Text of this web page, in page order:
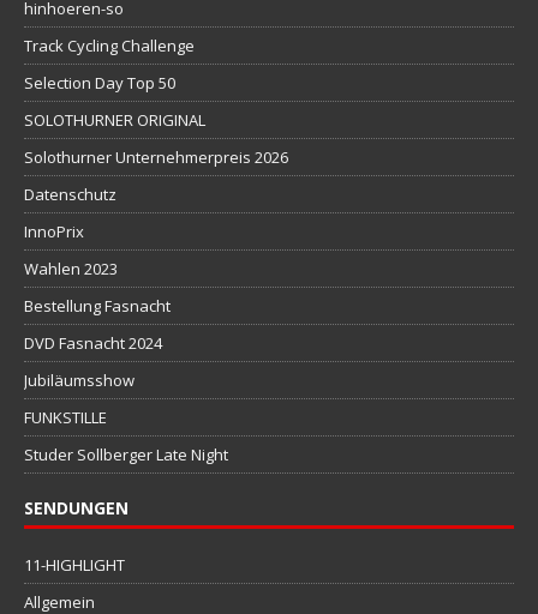
hinhoeren-so
Track Cycling Challenge
Selection Day Top 50
SOLOTHURNER ORIGINAL
Solothurner Unternehmerpreis 2026
Datenschutz
InnoPrix
Wahlen 2023
Bestellung Fasnacht
DVD Fasnacht 2024
Jubiläumsshow
FUNKSTILLE
Studer Sollberger Late Night
SENDUNGEN
11-HIGHLIGHT
Allgemein